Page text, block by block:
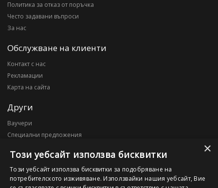
Политика за отказ от поръчка
Често задавани въпроси
За нас
Обслужване на клиенти
Контакт с нас
Рекламации
Карта на сайта
Други
Ваучери
Специални предложения
Моят профил
Моят профил
×
Този уебсайт използва бисквитки
Този уебсайт използва бисквитки за подобряване на
потребителското изживяване. Използвайки нашия уебсайт, Вие